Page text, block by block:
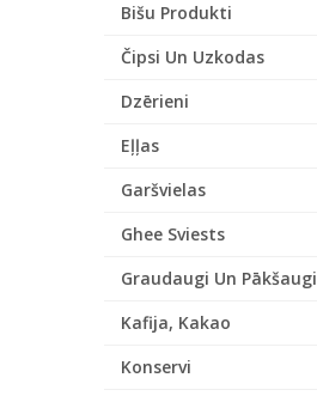
Bišu Produkti
Čipsi Un Uzkodas
Dzērieni
Eļļas
Garšvielas
Ghee Sviests
Graudaugi Un Pākšaugi
Kafija, Kakao
Konservi